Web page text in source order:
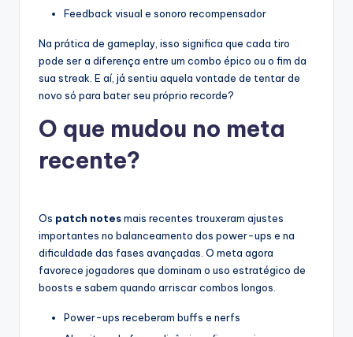
Feedback visual e sonoro recompensador
Na prática de gameplay, isso significa que cada tiro
pode ser a diferença entre um combo épico ou o fim da
sua streak. E aí, já sentiu aquela vontade de tentar de
novo só para bater seu próprio recorde?
O que mudou no meta
recente?
Os patch notesmais recentes trouxeram ajustes
importantes no balanceamento dos power-ups e na
dificuldade das fases avançadas. O meta agora
favorece jogadores que dominam o uso estratégico de
boosts e sabem quando arriscar combos longos.
Power-ups receberam buffs e nerfs